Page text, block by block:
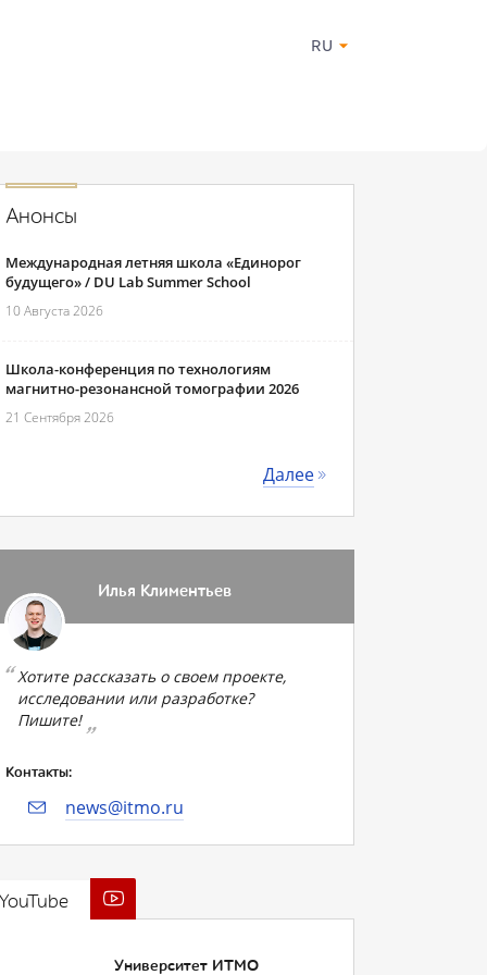
RU
Анонсы
Международная летняя школа «Единорог
будущего» / DU Lab Summer School
10 Августа 2026
Школа-конференция по технологиям
магнитно-резонансной томографии 2026
21 Сентября 2026
Далее
Илья Климентьев
Хотите рассказать о своем проекте,
исследовании или разработке?
Пишите!
Контакты:
news@itmo.ru
Университет ИТМО